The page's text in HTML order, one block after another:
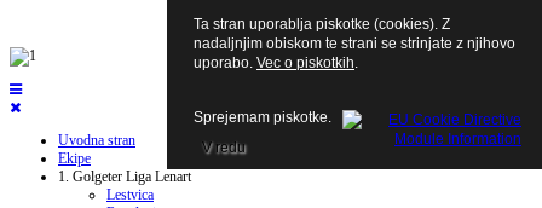
Uvodna stran
Ekipe
1. Golgeter Liga Lenart
Lestvica
Ta stran uporablja piskotke (cookies). Z
nadaljnjim obiskom te strani se strinjate z njihovo
uporabo. Vec o piskotkih.
Sprejemam piskotke.
V redu